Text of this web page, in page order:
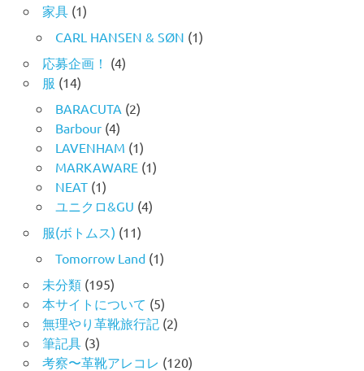
家具(1)
CARL HANSEN & SØN (1)
応募企画！ (4)
服 (14)
BARACUTA (2)
Barbour(4)
LAVENHAM (1)
MARKAWARE(1)
NEAT(1)
ユニクロ&GU (4)
服(ボトムス) (11)
Tomorrow Land(1)
未分類(195)
本サイトについて (5)
無理やり革靴旅行記 (2)
筆記具(3)
考察〜革靴アレコレ (120)